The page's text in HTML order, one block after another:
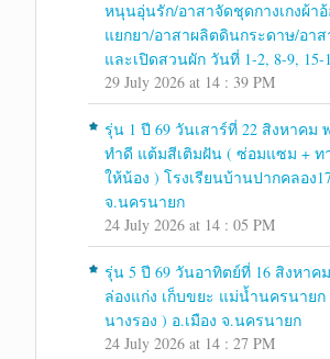
หนุนอุ่นรัก/อาสาจัดชุดกางเกงผ้า
แยกยา/อาสาผลิตดินกระดาษ/อาส
และเปิดสวนผัก วันที่ 1-2, 8-9, 15-
29 July 2026 at 14 : 39 PM
รุ่น 1 ปี 69 วันเสาร์ที่ 22 สิงหาคม
ทำดี แต้มสีเติมฝัน ( ซ่อมแซม + ท
ให้น้อง ) โรงเรียนบ้านปากคลอง
จ.นครนายก
24 July 2026 at 14 : 05 PM
รุ่น 5 ปี 69 วันอาทิตย์ที่ 16 สิงหาค
ล่องแก่ง เก็บขยะ แม่น้ำนครนาย
นางรอง ) อ.เมือง จ.นครนายก
24 July 2026 at 14 : 27 PM